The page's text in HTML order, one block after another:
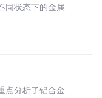
同状态下的金属
点分析了铝合金